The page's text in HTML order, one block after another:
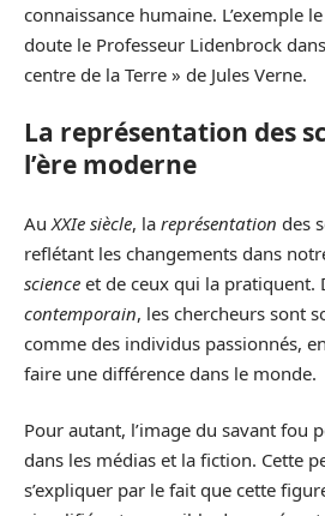
connaissance humaine. L’exemple
doute le Professeur Lidenbrock
centre de la Terre » de Jules Verne.
La représentation des
l’ère moderne
Au XXIe siècle, la représentation des
reflétant les changements dans
science et de ceux qui la pratiquent.
contemporain, les chercheurs sont
comme des individus passionnés,
faire une différence dans le monde.
Pour autant, l’image du savant fou
dans les médias et la fiction. Cette
s’expliquer par le fait que cette